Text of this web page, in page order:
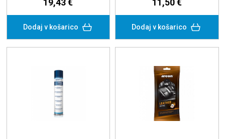
19,43 €
Dodaj v košarico
11,50 €
Dodaj v košarico